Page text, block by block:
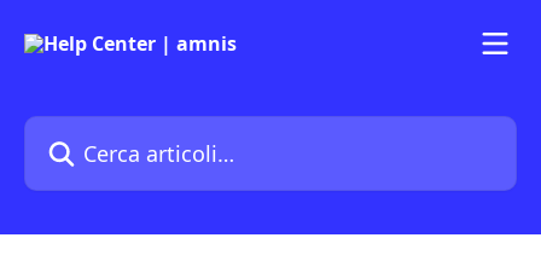
Cerca articoli…